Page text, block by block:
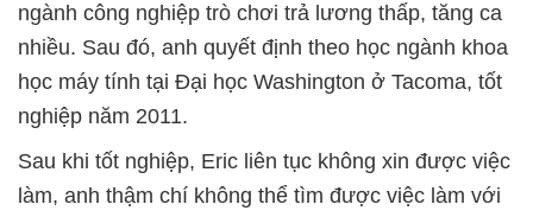
ngành công nghiệp trò chơi trả lương thấp, tăng ca
nhiều. Sau đó, anh quyết định theo học ngành khoa
học máy tính tại Đại học Washington ở Tacoma, tốt
nghiệp năm 2011.
Sau khi tốt nghiệp, Eric liên tục không xin được việc
làm, anh thậm chí không thể tìm được việc làm với